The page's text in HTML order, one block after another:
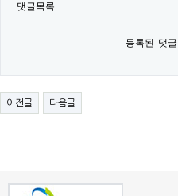
댓글목록
등록된 댓
이전글 다음글